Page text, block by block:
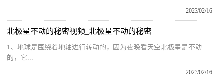
2023/02/16
北极星不动的秘密视频_北极星不动的秘密
1、地球是围绕着地轴进行转动的，因为夜晚看天空北极星是不动
的，它...
2023/02/16